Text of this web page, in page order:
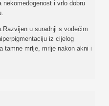
i vrlo dobru
u suradnji s vodećim
iz cijelog
tamne mrlje, mrlje nakon akni i